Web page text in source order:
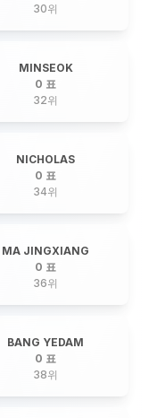
30위
MINSEOK
0 표
32위
NICHOLAS
0 표
34위
MA JINGXIANG
0 표
36위
BANG YEDAM
0 표
38위